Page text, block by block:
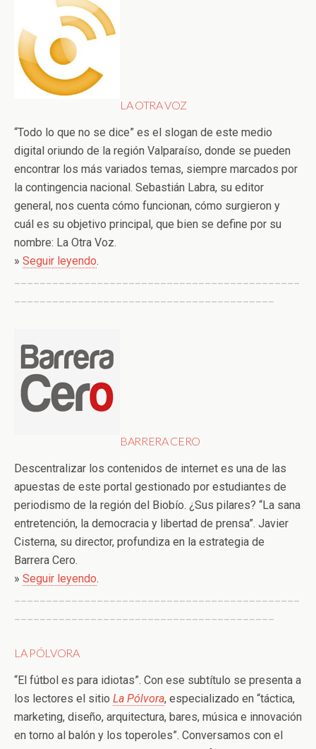
LA OTRA VOZ
“Todo lo que no se dice” es el slogan de este medio
digital oriundo de la región Valparaíso, donde se pueden
encontrar los más variados temas, siempre marcados por
la contingencia nacional. Sebastián Labra, su editor
general, nos cuenta cómo funcionan, cómo surgieron y
cuál es su objetivo principal, que bien se define por su
nombre: La Otra Voz.
» Seguir leyendo.
BARRERA CERO
Descentralizar los contenidos de internet es una de las
apuestas de este portal gestionado por estudiantes de
periodismo de la región del Biobío. ¿Sus pilares? “La sana
entretención, la democracia y libertad de prensa”. Javier
Cisterna, su director, profundiza en la estrategia de
Barrera Cero.
» Seguir leyendo.
LA PÓLVORA
“El fútbol es para idiotas”. Con ese subtítulo se presenta a
los lectores el sitio La Pólvora, especializado en “táctica,
marketing, diseño, arquitectura, bares, música e innovación
en torno al balón y los toperoles”. Conversamos con el